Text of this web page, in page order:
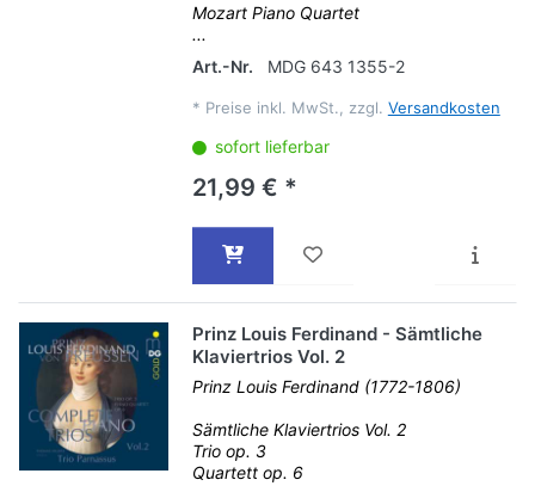
Mozart Piano Quartet
...
Art.-Nr.
MDG 643 1355-2
* Preise inkl. MwSt., zzgl. Versandkosten
sofort lieferbar
21,99 € *
Prinz Louis Ferdinand - Sämtliche
Klaviertrios Vol. 2
Prinz Louis Ferdinand (1772-1806)
Sämtliche Klaviertrios Vol. 2
Trio op. 3
Quartett op. 6